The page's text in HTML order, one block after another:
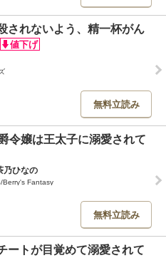
されないよう、精一杯がん
無料立読み
令嬢は王太子に溺愛されて
乃ひなの
Berry's Fantasy
無料立読み
ートが目覚めて溺愛されて